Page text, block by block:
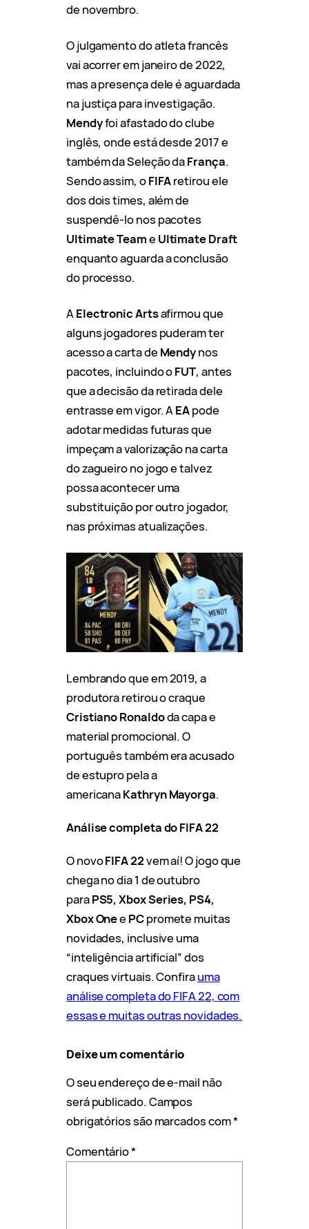
de novembro.
O julgamento do atleta francês
vai acorrer em janeiro de 2022,
mas a presença dele é aguardada
na justiça para investigação.
Mendyfoi afastado do clube
inglês, onde está desde 2017 e
também da Seleção daFrança.
Sendo assim, oFIFAretirou ele
dos dois times, além de
suspendê-lo nos pacotes
Ultimate TeameUltimate Draft
enquanto aguarda a conclusão
do processo.
AElectronic Artsafirmou que
alguns jogadores puderam ter
acesso a carta deMendynos
pacotes, incluindo oFUT, antes
que a decisão da retirada dele
entrasse em vigor. AEApode
adotar medidas futuras que
impeçam a valorização na carta
do zagueiro no jogo e talvez
possa acontecer uma
substituição por outro jogador,
nas próximas atualizações.
Lembrando que em 2019, a
produtora retirou o craque
Cristiano Ronaldoda capa e
material promocional. O
português também era acusado
de estupro pela a
americanaKathryn Mayorga.
Análise completa do FIFA 22
O novoFIFA 22vem aí! O jogo que
chega no dia 1 de outubro
paraPS5, Xbox Series, PS4,
Xbox OneePCpromete muitas
novidades, inclusive uma
“inteligência artificial” dos
craques virtuais. Confirauma
análise completa do FIFA 22, com
essas e muitas outras novidades.
Deixe um comentário
O seu endereço de e-mail não
será publicado. Campos
obrigatórios são marcados com*
Comentário*